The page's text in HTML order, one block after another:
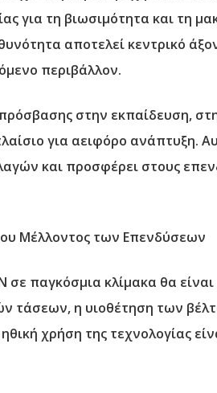
για τη βιωσιμότητα και τη
αποτελεί κεντρικό
περιβάλλον.
στην εκπαίδευση,
για αειφόρο ανάπτυξη.
και προσφέρει στους
Μέλλοντος των Επενδύσεων
παγκόσμια κλίμακα θα
τάσεων, η υιοθέτηση των
χρήση της τεχνολογίας